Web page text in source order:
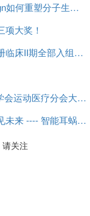
从DNA设计到药物创新：Signals BioDesign如何重塑分子生物学研发生态！
大奖！
士泽生物通用型细胞新药治疗帕金森病注册临床II期全部入组完成！
DePuy Synthes将携全产品线亮相中华医学会运动医疗分会大会，加码布局中国运动医学创新赛道！
【人工耳蜗技术解读】不止听见，更要听见未来 ---- 智能耳蜗，开启人工耳蜗技术新纪元！
关注